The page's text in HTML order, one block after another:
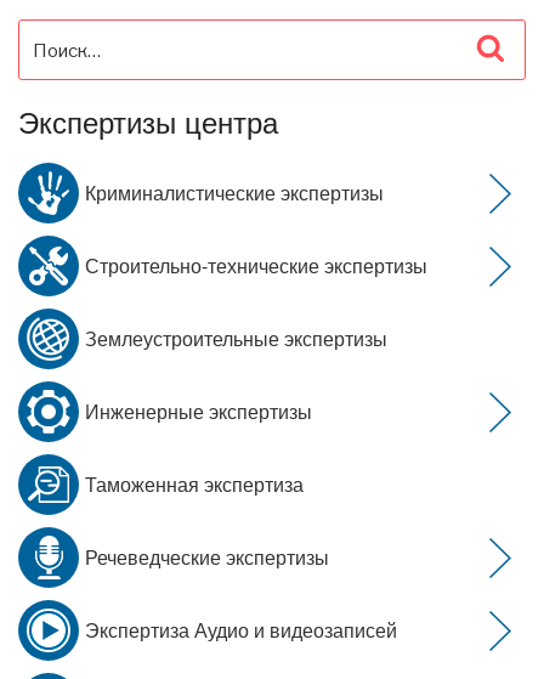
Экспертизы центра
Криминалистические экспертизы
Строительно-технические экспертизы
Землеустроительные экспертизы
Инженерные экспертизы
Таможенная экспертиза
Речеведческие экспертизы
Экспертиза Аудио и видеозаписей